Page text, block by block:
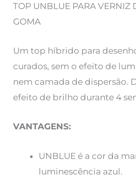
TOP UNBLUE PARA VERNIZ
GOMA
Um top híbrido para
curados, sem o efeito de
nem camada de dispersão.
efeito de brilho durante 4
VANTAGENS:
UNBLUE é a cor da
luminescência azul.